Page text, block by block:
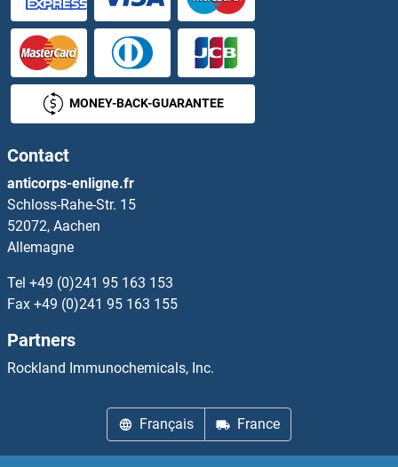
Cholecystokinin Kits ELISA
Cholesterol Esterase Kits ELISA
Choline Acetyltransferase Kits ELISA
Choline Kinase alpha Kits ELISA
Chondroitin Sulfate Kits ELISA
Chordin Kits ELISA
Chorionic Gonadotropin Kits ELISA
CHPT1 Kits ELISA
CHRDL1 Kits ELISA
MONEY-BACK-GUARANTEE
Contact
anticorps-enligne.fr
Schloss-Rahe-Str. 15
52072, Aachen
Allemagne
Tel +49 (0)241 95 163 153
Fax +49 (0)241 95 163 155
Partners
Rockland Immunochemicals, Inc.
Français France